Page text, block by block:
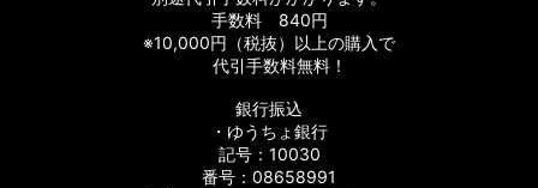
手数料 840円
※10,000円（税抜）以上の購入で
代引手数料無料！
銀行振込
・ゆうちょ銀行
記号：10030
番号：08658991